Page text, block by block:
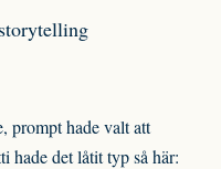
prompt hade valt att
hade det låtit typ så här: